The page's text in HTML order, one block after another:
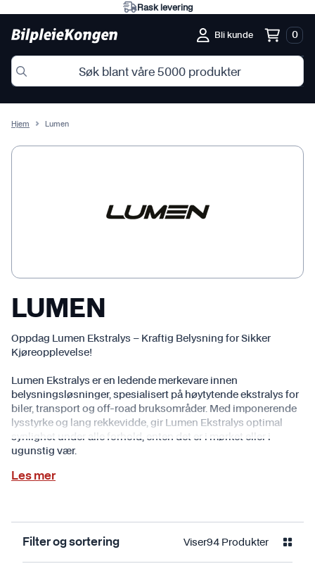
Rask levering
Bli kunde 0
Hjem Lumen
LUMEN
Oppdag Lumen Ekstralys – Kraftig Belysning for Sikker
Kjøreopplevelse!
Lumen Ekstralys er en ledende merkevare innen
belysningsløsninger, spesialisert på høytytende ekstralys for
biler, transport og off-road bruksområder. Med imponerende
lysstyrke og lang rekkevidde, gir Lumen Ekstralys optimal
synlighet under alle forhold, enten det er i mørket eller i
ugunstig vær.
Les mer
Filter og sortering Viser94 Produkter